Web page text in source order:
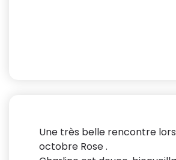
Une très belle rencontre
octobre Rose .